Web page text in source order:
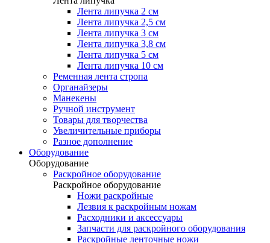
Лента липучка 2 см
Лента липучка 2,5 см
Лента липучка 3 см
Лента липучка 3,8 см
Лента липучка 5 см
Лента липучка 10 см
Ременная лента стропа
Органайзеры
Манекены
Ручной инструмент
Товары для творчества
Увеличительные приборы
Разное дополнение
Оборудование
Оборудование
Раскройное оборудование
Раскройное оборудование
Ножи раскройные
Лезвия к раскройным ножам
Расходники и аксессуары
Запчасти для раскройного оборудования
Раскройные ленточные ножи